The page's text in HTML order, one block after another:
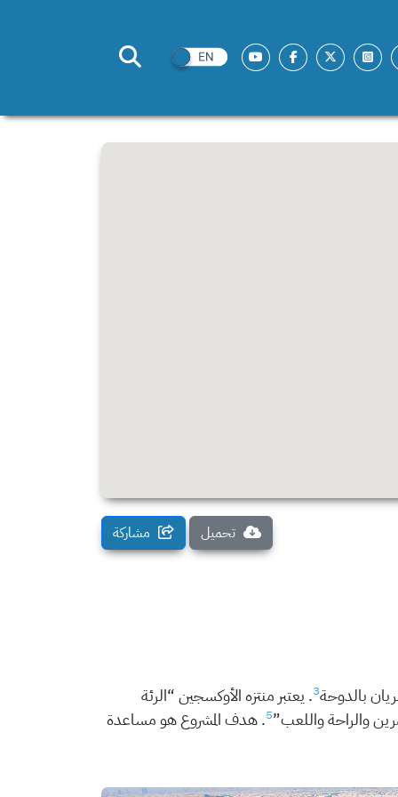
تحميل مشاركة
بالدوحة3. يعتبر منتزه الأوكسجين “الرئة
والراحة واللعب”5. هدف المشروع هو مساعدة